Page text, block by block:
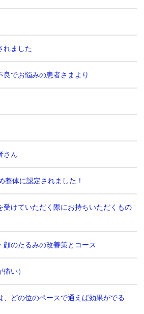
れました
でお悩みの患者さまより
さん
整体に認定されました！
受けていただく際にお持ちいただくもの
顔のたるみの改善策とコース
い）
、どの位のペースで通えば効果がでる